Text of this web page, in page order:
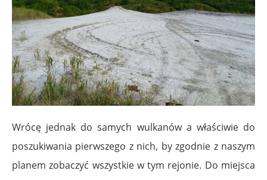
Wrócę jednak do samych wulkanów a właściwie do
poszukiwania pierwszego z nich, by zgodnie z naszym
planem zobaczyć wszystkie w tym rejonie. Do miejsca